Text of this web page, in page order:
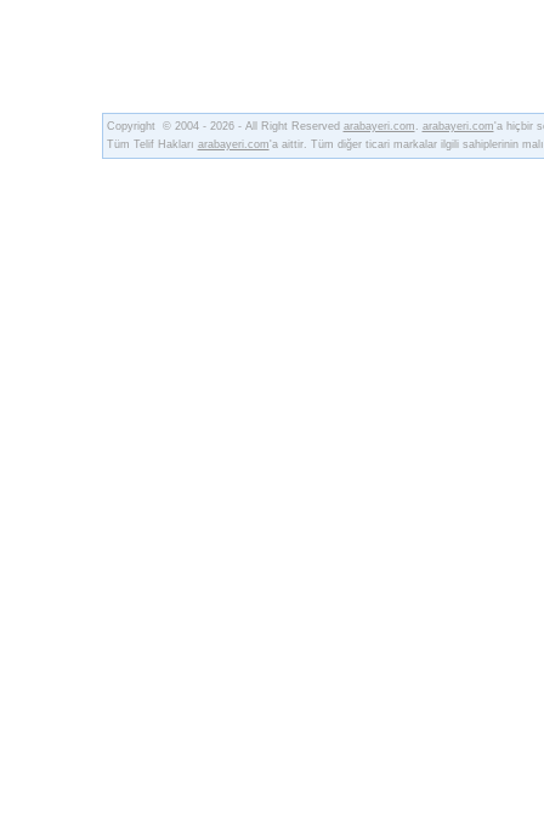
Copyright © 2004 - 2026 - All Right Reserved arabayeri.com . arabayeri.com'a hiçbir
Tüm Telif Hakları arabayeri.com'a aittir. Tüm diğer ticari markalar ilgili sahiplerinin